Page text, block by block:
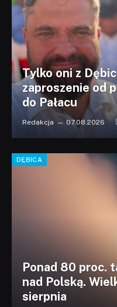
Tylko oni z
zaproszenie od
do Pałacu
Redakcja 07.08.2026
DĘBICA
Ponad 80 proc.
nad Polską.
sierpnia